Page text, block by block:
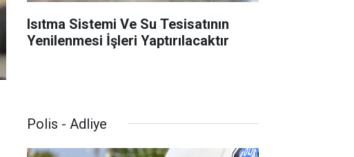
Isıtma Sistemi Ve Su Tesisatının
Yenilenmesi İşleri Yaptırılacaktır
Polis - Adliye